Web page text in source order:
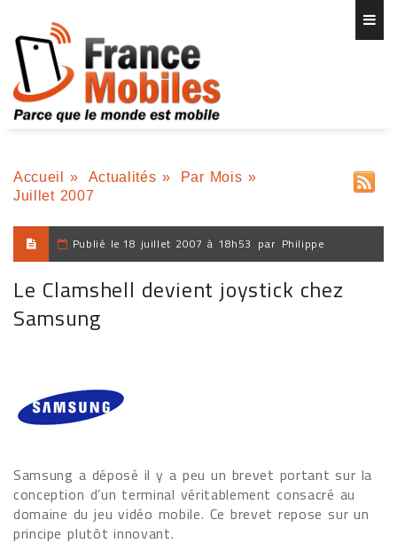
Accueil » Actualités » Par Mois »
Juillet 2007
Publié le 18 juillet 2007 à 18h53 par Philippe
Le Clamshell devient joystick chez
Samsung
Samsung a déposé il y a peu un brevet portant sur la
conception d’un terminal véritablement consacré au
domaine du jeu vidéo mobile. Ce brevet repose sur un
principe plutôt innovant.